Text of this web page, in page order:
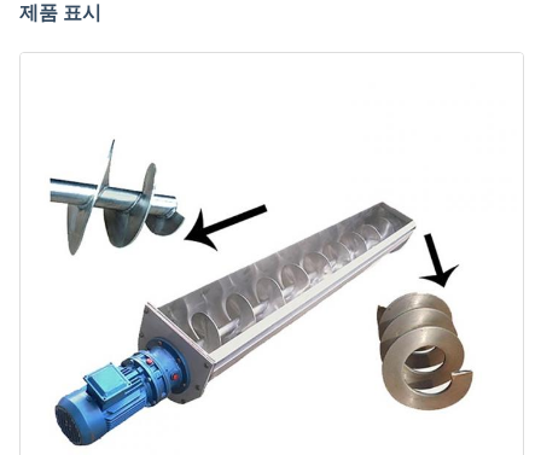
제품 표시